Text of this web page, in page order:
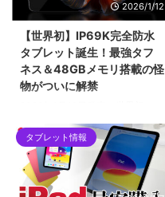
ンパクトな筐体に詰め込まれた驚
います。ハイエンドな小型タブレ
ットを求めるユーザーにとって、
2026年現在の最有力候補となる1
台です。
2026/1/12
【世界初】IP69K完全防水
タブレット誕生！最強タフ
ネス＆48GBメモリ搭載の怪
物がついに解禁
IP69K完全防水タブレット
「Blackview MEGA 12」。12.2
インチ2.4K液晶、Dimensity
7200、最大48GBメモリ搭載の
フラッグシップ性能を誇りなが
タブレット情報